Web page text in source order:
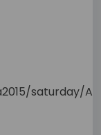
saturday/